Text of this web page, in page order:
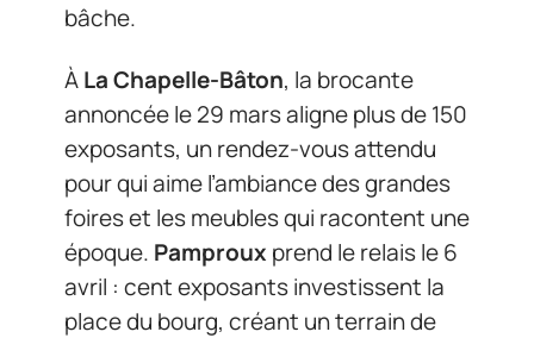
bâche.
ÀLa Chapelle-Bâton, la brocante
annoncée le 29 mars aligne plus de 150
exposants, un rendez-vous attendu
pour qui aime l’ambiance des grandes
foires et les meubles qui racontent une
époque. Pamproux prend le relais le 6
avril : cent exposants investissent la
place du bourg, créant un terrain de